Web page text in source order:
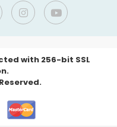
with 256-bit SSL